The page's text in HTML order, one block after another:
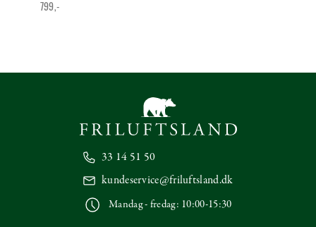
799,-
33 14 51 50
kundeservice@friluftsland.dk
Mandag - fredag: 10:00-15:30